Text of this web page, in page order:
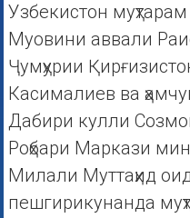
Узбекистон
Муовини аввали
Ҷумҳурии
Касималиев ва
Дабири кулли
Роҳбари Маркази
Милали Муттаҳид
пешгирикунанда